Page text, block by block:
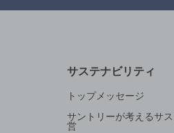
サステナビリティ
トップメッセージ
サントリーが考えるサ
営